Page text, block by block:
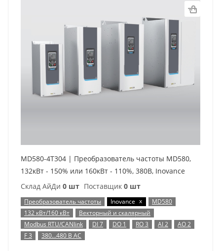
MD580-4T304 | Преобразователь частоты MD580,
132кВт - 150% или 160кВт - 110%, 380В, Inovance
Склад АйДи 0 шт Поставщик 0 шт
Преобразователь частоты Inovance x
MD580
132 кВт/160 кВт
Векторный и скалярный
Modbus RTU/CANlink
DI 7 DO 1 RO 3 AI 2
AO 2
F 3
380…480 В AC